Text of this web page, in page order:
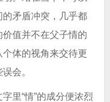
矛盾冲突，几乎都
值并不在父子情的
体的视角来交待更
会。
里“情”的成分便浓烈